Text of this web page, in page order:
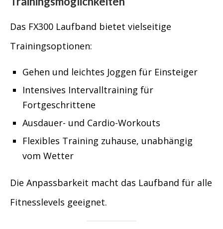
Das FX300 Laufband bietet vielseitige
Trainingsoptionen:
Gehen und leichtes Joggen für Einsteiger
Intensives Intervalltraining für
Fortgeschrittene
Ausdauer- und Cardio-Workouts
Flexibles Training zuhause, unabhängig
vom Wetter
Die Anpassbarkeit macht das Laufband für alle
Fitnesslevels geeignet.